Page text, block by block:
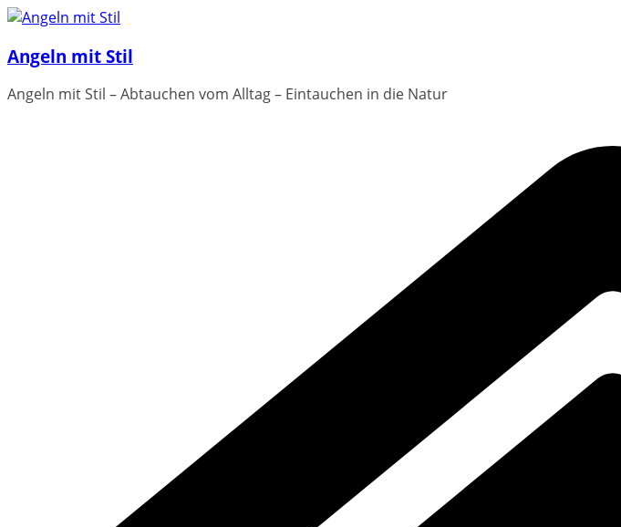
Zum
springen
Angeln mit Stil
Angeln mit Stil – Abtauchen vom Alltag – Eintauchen in die Natur